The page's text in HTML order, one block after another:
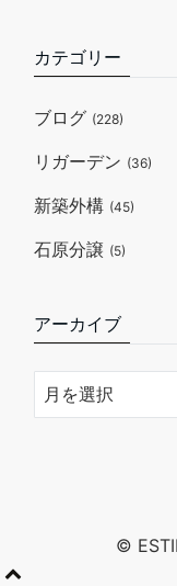
カテゴリー
ブログ (228)
リガーデン (36)
新築外構 (45)
石原分譲 (5)
アーカイブ
©